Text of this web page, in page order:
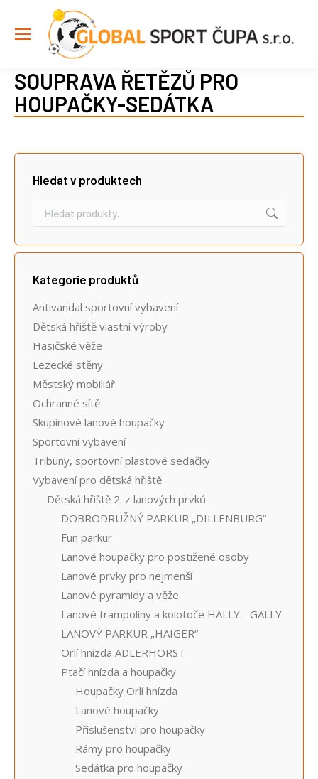
SOUPRAVA ŘETĚZŮ PRO
HOUPAČKY-SEDÁTKA
Hledat v produktech
Kategorie produktů
Antivandal sportovní vybavení
Dětská hřiště vlastní výroby
Hasičské věže
Lezecké stěny
Městský mobiliář
Ochranné sítě
Skupinové lanové houpačky
Sportovní vybavení
Tribuny, sportovní plastové sedačky
Vybavení pro dětská hřiště
Dětská hřiště 2. z lanových prvků
DOBRODRUŽNÝ PARKUR „DILLENBURG“
Fun parkur
Lanové houpačky pro postižené osoby
Lanové prvky pro nejmenší
Lanové pyramidy a věže
Lanové trampolíny a kolotoče HALLY - GALLY
LANOVÝ PARKUR „HAIGER“
Orlí hnízda ADLERHORST
Ptačí hnízda a houpačky
Houpačky Orlí hnízda
Lanové houpačky
Příslušenství pro houpačky
Rámy pro houpačky
Sedátka pro houpačky